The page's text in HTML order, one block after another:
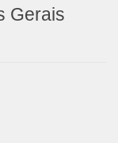
Gerais